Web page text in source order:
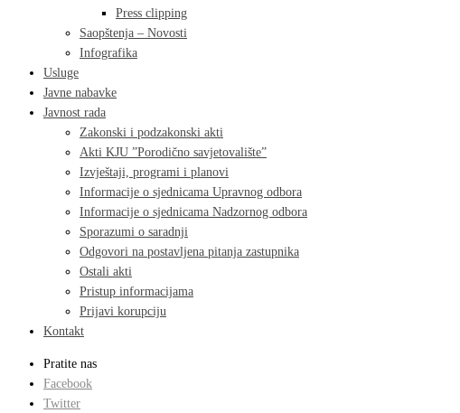
Press clipping
Saopštenja – Novosti
Infografika
Usluge
Javne nabavke
Javnost rada
Zakonski i podzakonski akti
Akti KJU ”Porodično savjetovalište”
Izvještaji, programi i planovi
Informacije o sjednicama Upravnog odbora
Informacije o sjednicama Nadzornog odbora
Sporazumi o saradnji
Odgovori na postavljena pitanja zastupnika
Ostali akti
Pristup informacijama
Prijavi korupciju
Kontakt
Pratite nas
Facebook
Twitter